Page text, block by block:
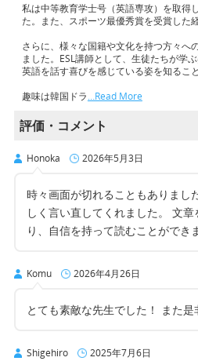
私は中等教育学士号（英語専攻）を取得
た。また、スポーツ最優秀賞を受賞した
さらに、様々な国籍や文化を持つ方々へ
ました。ESL講師として、生徒たちが学
英語を話す喜びを感じている姿を知るこ
趣味は韓国ドラ…Read More
評価・コメント
Honoka 2026年5月3日
時々画面が切れることもありまし
しく言い直してくれました。 文
り、自信を持って読むことができ
Komu 2026年4月26日
とても素敵な先生でした！ また是
Shigehiro 2025年7月6日